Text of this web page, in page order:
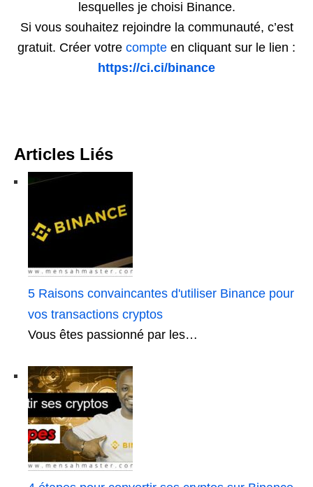
lesquelles je choisi Binance.
Si vous souhaitez rejoindre la communauté, c’est
gratuit. Créer votre compte en cliquant sur le lien :
https://ci.ci/binance
Articles Liés
5 Raisons convaincantes d'utiliser Binance pour
vos transactions cryptos
Vous êtes passionné par les…